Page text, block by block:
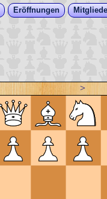
Eröffnungen
>